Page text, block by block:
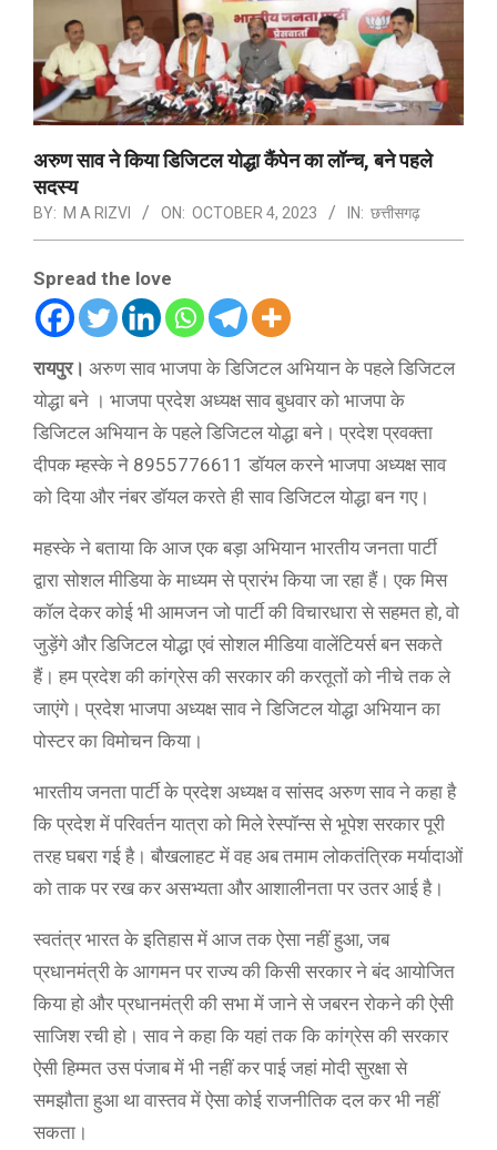
अरुण साव ने किया डिजिटल योद्धा कैंपेन का लॉन्च, बने पहले
सदस्य
BY: M A RIZVI ON: OCTOBER 4, 2023 IN: छत्तीसगढ़
Spread the love
रायपुर। अरुण साव भाजपा के डिजिटल अभियान के पहले डिजिटल
योद्धा बने । भाजपा प्रदेश अध्यक्ष साव बुधवार को भाजपा के
डिजिटल अभियान के पहले डिजिटल योद्धा बने। प्रदेश प्रवक्ता
दीपक म्हस्के ने 8955776611 डॉयल करने भाजपा अध्यक्ष साव
को दिया और नंबर डॉयल करते ही साव डिजिटल योद्धा बन गए।
महस्के ने बताया कि आज एक बड़ा अभियान भारतीय जनता पार्टी
द्वारा सोशल मीडिया के माध्यम से प्रारंभ किया जा रहा हैं। एक मिस
कॉल देकर कोई भी आमजन जो पार्टी की विचारधारा से सहमत हो, वो
जुड़ेंगे और डिजिटल योद्धा एवं सोशल मीडिया वालेंटियर्स बन सकते
हैं। हम प्रदेश की कांग्रेस की सरकार की करतूतों को नीचे तक ले
जाएंगे। प्रदेश भाजपा अध्यक्ष साव ने डिजिटल योद्धा अभियान का
पोस्टर का विमोचन किया।
भारतीय जनता पार्टी के प्रदेश अध्यक्ष व सांसद अरुण साव ने कहा है
कि प्रदेश में परिवर्तन यात्रा को मिले रेस्पॉन्स से भूपेश सरकार पूरी
तरह घबरा गई है। बौखलाहट में वह अब तमाम लोकतंत्रिक मर्यादाओं
को ताक पर रख कर असभ्यता और आशालीनता पर उतर आई है।
स्वतंत्र भारत के इतिहास में आज तक ऐसा नहीं हुआ, जब
प्रधानमंत्री के आगमन पर राज्य की किसी सरकार ने बंद आयोजित
किया हो और प्रधानमंत्री की सभा में जाने से जबरन रोकने की ऐसी
साजिश रची हो। साव ने कहा कि यहां तक कि कांग्रेस की सरकार
ऐसी हिम्मत उस पंजाब में भी नहीं कर पाई जहां मोदी सुरक्षा से
समझौता हुआ था वास्तव में ऐसा कोई राजनीतिक दल कर भी नहीं
सकता।